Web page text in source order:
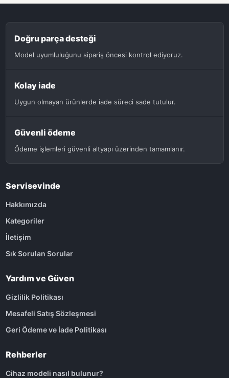
Doğru parça desteği
Model uyumluluğunu sipariş öncesi kontrol ediyoruz.
Kolay iade
Uygun olmayan ürünlerde iade süreci sade tutulur.
Güvenli ödeme
Ödeme işlemleri güvenli altyapı üzerinden tamamlanır.
Servisevinde
Hakkımızda
Kategoriler
İletişim
Sık Sorulan Sorular
Yardım ve Güven
Gizlilik Politikası
Mesafeli Satış Sözleşmesi
Geri Ödeme ve İade Politikası
Rehberler
Cihaz modeli nasıl bulunur?